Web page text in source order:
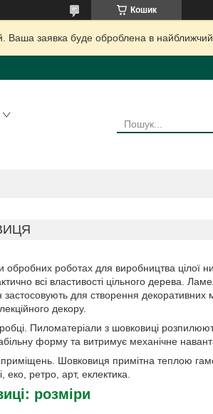
Кошик
Ваша заявка буде оброблена в
обробних роботах для виробництва цілої
всі властивості цільного дерева.
для створення декоративних
декору.
Пиломатеріали з шовковиці
форму та витримує механічне
приміщень. Шовковиця примітна теплою
еко, ретро, ​​арт, еклектика.
розміри